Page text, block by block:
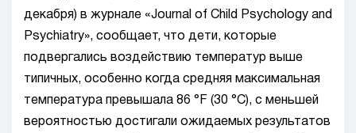
декабря) в журнале «Journal of Child Psychology and
Psychiatry», сообщает, что дети, которые
подвергались воздействию температур выше
типичных, особенно когда средняя максимальная
температура превышала 86 °F (30 °C), с меньшей
вероятностью достигали ожидаемых результатов